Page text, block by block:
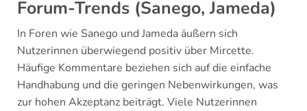
Forum-Trends (Sanego, Jameda)
In Foren wie Sanego und Jameda äußern sich
Nutzerinnen überwiegend positiv über Mircette.
Häufige Kommentare beziehen sich auf die einfache
Handhabung und die geringen Nebenwirkungen, was
zur hohen Akzeptanz beiträgt. Viele Nutzerinnen